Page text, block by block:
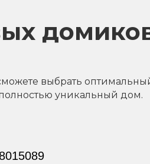
выбрать
уникальный дом.